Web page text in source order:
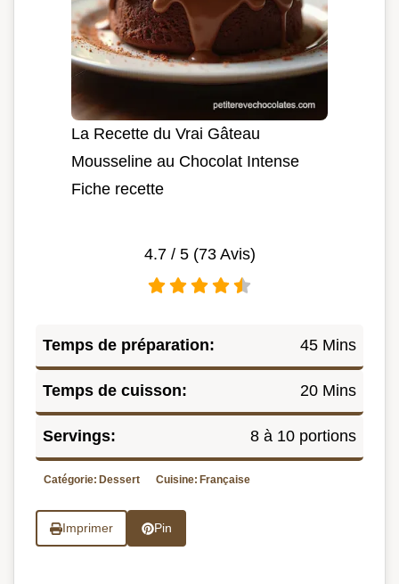
La Recette du Vrai Gâteau
Mousseline au Chocolat Intense
Fiche recette
4.7/ 5 (73Avis)
Temps de préparation: 45 Mins
Temps de cuisson: 20 Mins
Servings: 8 à 10 portions
Catégorie: Dessert Cuisine: Française
Imprimer Pin